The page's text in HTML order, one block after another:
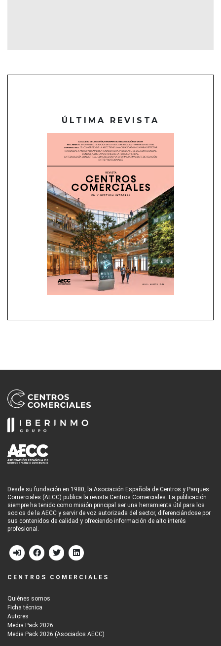
ÚLTIMA REVISTA
Desde su fundación en 1980, la Asociación Española de Centros y Parques
Comerciales (AECC) publica la revista Centros Comerciales. La publicación
siempre ha tenido como misión principal ser una herramienta útil para los
socios de la AECC y servir de voz autorizada del sector, diferenciándose por
sus contenidos de calidad y ofreciendo información de alto interés
profesional.
CENTROS COMERCIALES
Quiénes somos
Ficha técnica
Autores
Media Pack 2026
Media Pack 2026 (Asociados AECC)